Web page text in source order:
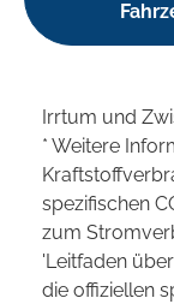
Irrtum und
* Weitere
spezifischen
zum
'Leitfaden
die offiziellen